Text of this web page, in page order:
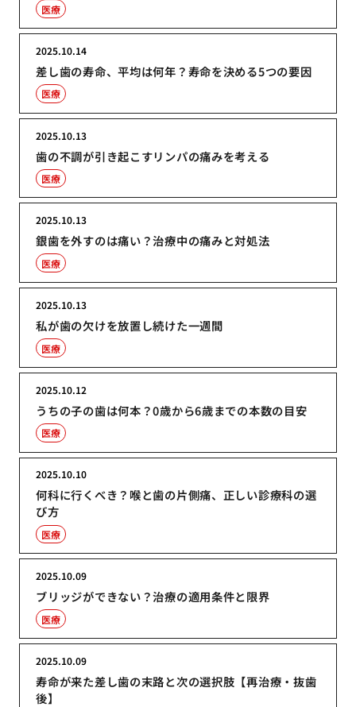
医療
差し歯の寿命、平均は何年？寿命を決める5つの要因
2025.10.14
医療
歯の不調が引き起こすリンパの痛みを考える
2025.10.13
医療
銀歯を外すのは痛い？治療中の痛みと対処法
2025.10.13
医療
私が歯の欠けを放置し続けた一週間
2025.10.13
医療
うちの子の歯は何本？0歳から6歳までの本数の目安
2025.10.12
医療
何科に行くべき？喉と歯の片側痛、正しい診療科の選
び方
2025.10.10
医療
ブリッジができない？治療の適用条件と限界
2025.10.09
医療
寿命が来た差し歯の末路と次の選択肢【再治療・抜歯
後】
2025.10.09